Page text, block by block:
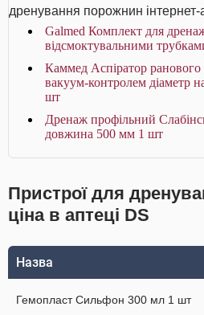
дренування порожнин інтернет-
Galmed Комплект для
відсмоктувальними
Каммед Аспіратор
вакуум-контролем діаметр
шт
Дренаж профільний
довжина 500 мм 1 шт
Пристрої для
ціна в аптеці DS
Назва
Гемопласт Сильфон 300 мл 1 шт